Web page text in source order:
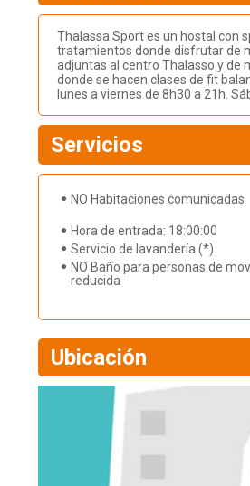
Thalassa Sport es un hostal con
tratamientos donde disfrutar de
adjuntas al centro Thalasso y de
donde se hacen clases de fit
lunes a viernes de 8h30 a 21h.
Servicios
NO Habitaciones comunicadas
Hora de entrada: 18:00:00
Servicio de lavandería (*)
NO Baño para personas de
reducida
Ubicación